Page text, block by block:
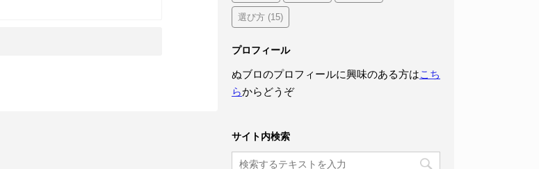
選び方 (15)
プロフィール
ぬブロのプロフィールに興味のある方はこち
らからどうぞ
サイト内検索